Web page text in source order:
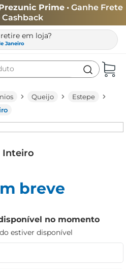
Prime • Ganhe Frete
Cashback
em loja?
Janeiro
Queijo
Estepe
Inteiro
breve
no momento
estiver disponível